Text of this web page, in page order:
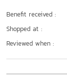
Benefit received :
Shopped at :
Reviewed when :